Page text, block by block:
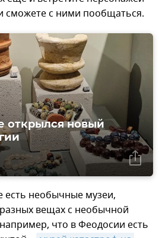
сможете с ними пообщаться.
открылся новый
есть необычные музеи,
вещах с необычной
что в Феодосии есть